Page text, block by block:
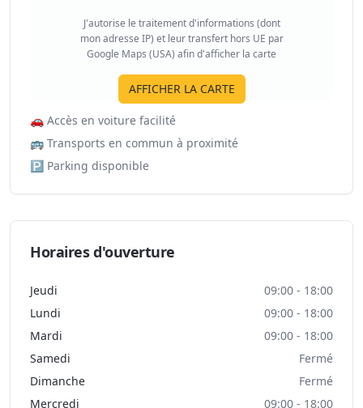
J'autorise le traitement d'informations (dont
mon adresse IP) et leur transfert hors UE par
Google Maps (USA) afin d'afficher la carte
AFFICHER LA CARTE
🚗 Accès en voiture facilité
🚌 Transports en commun à proximité
🅿️ Parking disponible
Horaires d'ouverture
Jeudi
09:00 - 18:00
Lundi
09:00 - 18:00
Mardi
09:00 - 18:00
Samedi
Fermé
Dimanche
Fermé
Mercredi
09:00 - 18:00